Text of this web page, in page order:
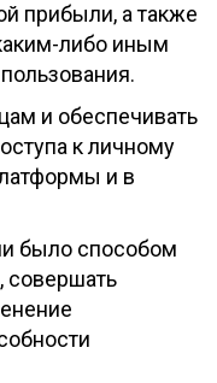
прибыли, а также
либо иным
и обеспечивать
к личному
и в
было способом
совершать